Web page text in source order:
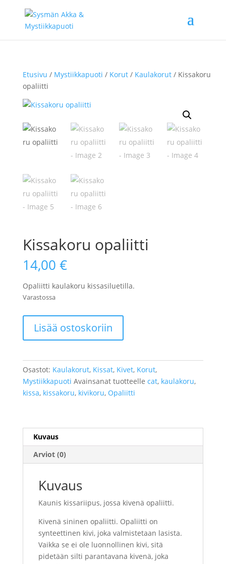
Etusivu / Mystiikkapuoti / Korut/ Kaulakorut/ Kissakoru
opaliitti
Kissakoru opaliitti
14,00 €
Opaliitti kaulakoru kissasiluetilla.
Varastossa
opaliitti
määrä
Lisää ostoskoriin
Osastot: Kaulakorut, Kissat, Kivet, Korut,
Mystiikkapuoti Avainsanat tuotteelle cat, kaulakoru,
kissa, kissakoru, kivikoru, Opaliitti
Kuvaus
Arviot (0)
Kuvaus
Kaunis kissariipus, jossa kivenä opaliitti.
Kivenä sininen opaliitti. Opaliitti on
synteettinen kivi, joka valmistetaan lasista.
Vaikka se ei ole luonnollinen kivi, sitä
pidetään silti parantavana kivenä, joka